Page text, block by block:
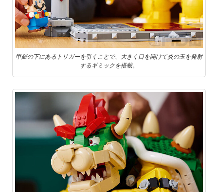
甲羅の下にあるトリガーを引くことで、大きく口を開けて炎の玉を発射
するギミックを搭載。